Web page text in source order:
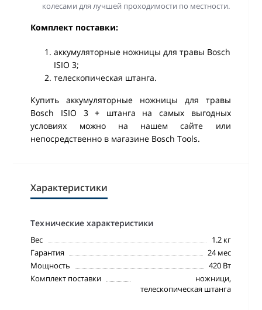
колесами для лучшей проходимости по местности.
Комплект поставки:
аккумуляторные ножницы для травы Bosch
ISIO 3;
телескопическая штанга.
Купить аккумуляторные ножницы для травы
Bosch ISIO 3 + штанга на самых выгодных
условиях можно на нашем сайте или
непосредственно в магазине Bosch Тools.
Характеристики
Технические характеристики
Вес
1.2 кг
Гарантия
24 мес
Мощность
420 Вт
Комплект поставки
ножници,
телескопическая штанга